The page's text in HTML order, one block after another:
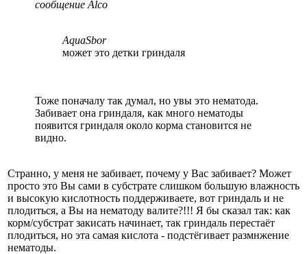
сообщение Alco
AquaSbor
может это детки гриндаля
Тоже поначалу так думал, но увы это нематода.
Забивает она гриндаля, как много нематоды
появится гриндаля около корма становится не
видно.
Странно, у меня не забивает, почему у Вас забивает? Может
просто это Вы сами в субстрате слишком большую влажность
и высокую кислотность поддерживаете, вот гриндаль и не
плодиться, а Вы на нематоду валите?!!! Я бы сказал так: как
корм/субстрат закисать начинает, так гриндаль перестаёт
плодиться, но эта самая кислота - подстёгивает размнжение
нематоды.